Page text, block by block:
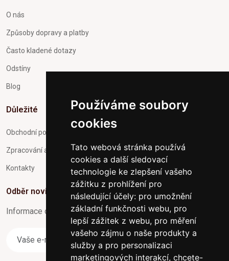
Používáme soubory
cookies
Tato webová stránka používá
cookies a další sledovací
technologie ke zlepšení vašeho
zážitku z prohlížení pro
následující účely: pro umožnění
základní funkčnosti webu, pro
lepší zážitek z webu, pro měření
vašeho zájmu o naše produkty a
služby a pro personalizaci
marketingových interakcí, chcete-
O nás
Způsoby dopravy a platby
Často kladené dotazy
Odstíny
Blog
Důležité
Obchodní podmínky
Zpracování a ochrana osobních údajů
Kontakty
Odběr novinek
Informace o Novinkách a užitečné rady max. 1x za týden
Odebírat